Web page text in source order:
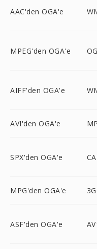
AAC'den OGA'e
MPEG'den OGA'e
AIFF'den OGA'e
AVI'den OGA'e
SPX'den OGA'e
MPG'den OGA'e
ASF'den OGA'e